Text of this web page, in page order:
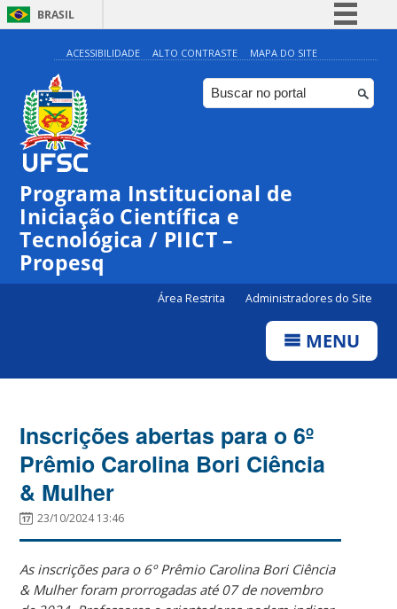
BRASIL
Simplifique!
Comunica BR
Participe
Canais
ACESSIBILIDADE ALTO CONTRASTE MAPA DO SITE
Programa Institucional de
Iniciação Científica e
Tecnológica / PIICT –
Propesq
Área Restrita Administradores do Site
MENU
Inscrições abertas para o 6º
Prêmio Carolina Bori Ciência
& Mulher
23/10/2024 13:46
As inscrições para o 6º Prêmio Carolina Bori Ciência
& Mulher foram prorrogadas até 07 de novembro